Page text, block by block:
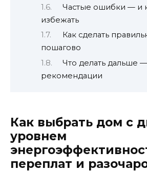
Частые ошибки — и
избежать
Как сделать
пошагово
Что делать дальше —
рекомендации
Как выбрать дом с
уровнем
переплат и